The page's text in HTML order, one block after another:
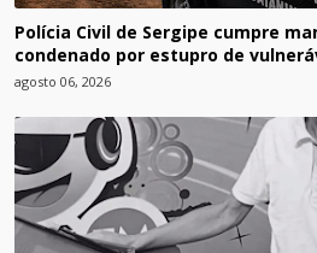
Polícia Civil de Sergipe cumpre
condenado por estupro de
agosto 06, 2026